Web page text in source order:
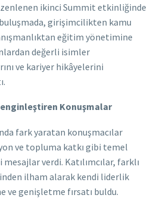
ikinci Summit etkinliğinde
girişimcilikten kamu
eğitim yönetimine
değerli isimler
ve kariyer hikâyelerini
Konuşmalar
fark yaratan konuşmacılar
ve topluma katkı gibi temel
verdi. Katılımcılar, farklı
ilham alarak kendi liderlik
ve genişletme fırsatı buldu.